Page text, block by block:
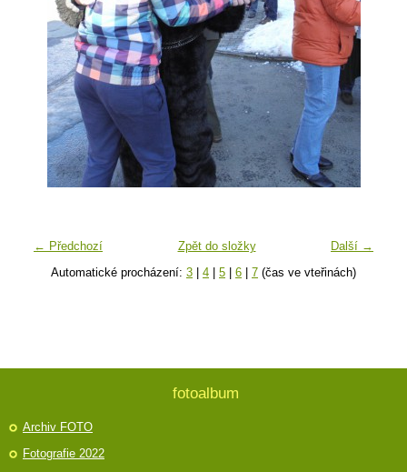
← Předchozí Další →
Zpět do složky
Automatické procházení: 3 4 5 6 7 (čas ve vteřinách)
fotoalbum
Archiv FOTO
Fotografie 2022